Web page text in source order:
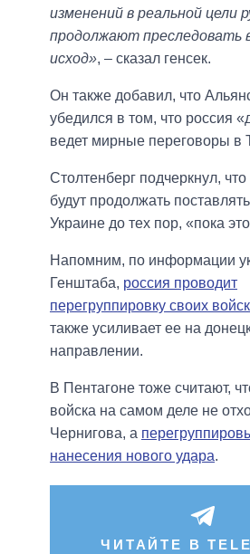
изменений в реальной цели
продолжают преследовать
исход», – сказал генсек.
Он также добавил, что
убедился в том, что россия
ведет мирные переговоры в
Столтенберг подчеркнул,
будут продолжать
Украине до тех пор, «пока
Напомним, по информации
Генштаба, россия проводит
перегруппировку своих
также усиливает ее на
направлении.
В Пентагоне тоже считают,
войска на самом деле не
Чернигова, а
нанесения нового удара.
ЧИТАЙТЕ В